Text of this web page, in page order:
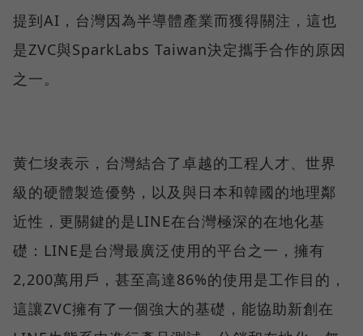
提到AI，台灣因為半導體產業而獲得關注，這也
是ZVC與SparkLabs Taiwan決定攜手合作的原因
之一。
黄仁埈表示，台灣結合了卓越的工程人才、世界
級的硬體製造優勢，以及與日本和韓國的地理鄰
近性，更關鍵的是LINE在台灣極深的在地化基
礎：LINE是台灣最廣泛使用的平台之一，擁有
2,200萬用戶，甚至高達86%的使用是工作目的，
這讓ZVC擁有了一個強大的基礎，能協助新創在